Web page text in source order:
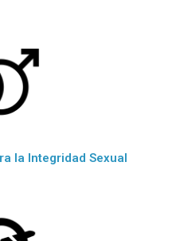
la Integridad Sexual